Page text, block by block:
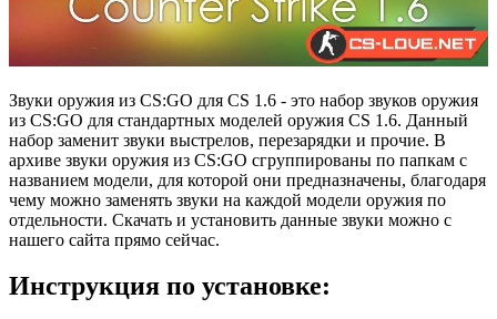
Звуки оружия из CS:GO для CS 1.6 - это набор звуков оружия
из CS:GO для стандартных моделей оружия CS 1.6. Данный
набор заменит звуки выстрелов, перезарядки и прочие. В
архиве звуки оружия из CS:GO сгруппированы по папкам с
названием модели, для которой они предназначены, благодаря
чему можно заменять звуки на каждой модели оружия по
отдельности. Скачать и установить данные звуки можно с
нашего сайта прямо сейчас.
Инструкция по установке: